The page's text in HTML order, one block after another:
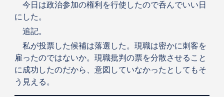
今日は政治参加の権利を行使したので呑んでいい日
にした。
追記。
私が投票した候補は落選した。現職は密かに刺客を
雇ったのではないか。現職批判の票を分散させること
に成功したのだから、意図していなかったとしてもそ
う見える。